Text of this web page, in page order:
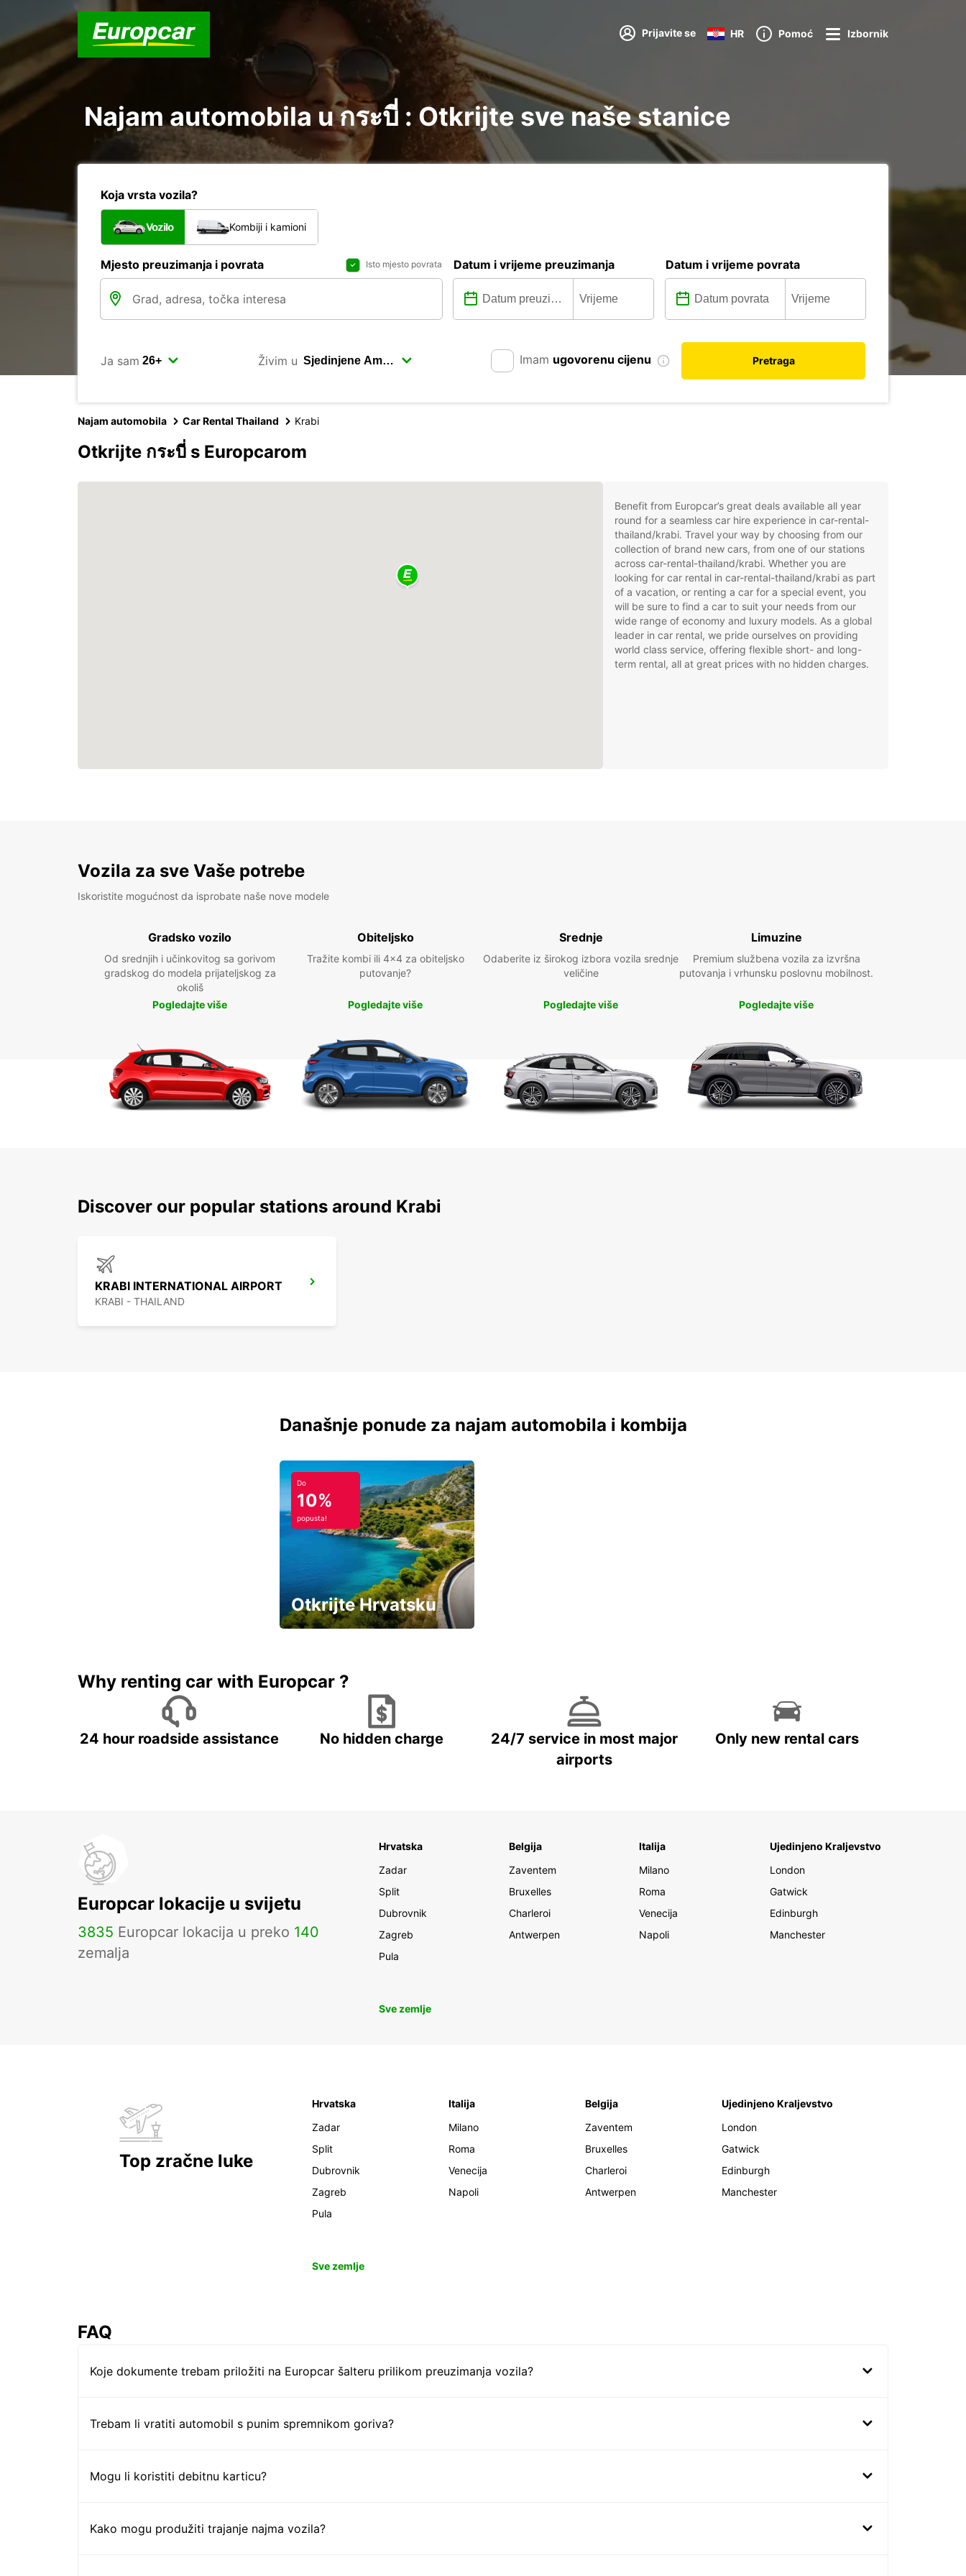
Prijavite se HR Pomoć Izbornik
Najam automobila u กระบี่ : Otkrijte sve naše stanice
Koja vrsta vozila?
Vozilo Kombiji i kamioni
Mjesto preuzimanja i povrata Isto mjesto povrata Datum i vrijeme preuzimanja Datum i vrijeme povrata
Ja sam Živim u Imam ugovorenu cijenu Pretraga
Najam automobila Car Rental Thailand Krabi
Otkrijte กระบี่ s Europcarom
Benefit from Europcar’s great deals available all year
round for a seamless car hire experience in car-rental-
thailand/krabi. Travel your way by choosing from our
collection of brand new cars, from one of our stations
across car-rental-thailand/krabi. Whether you are
looking for car rental in car-rental-thailand/krabi as part
of a vacation, or renting a car for a special event, you
will be sure to find a car to suit your needs from our
wide range of economy and luxury models. As a global
leader in car rental, we pride ourselves on providing
world class service, offering flexible short- and long-
term rental, all at great prices with no hidden charges.
Vozila za sve Vaše potrebe
Iskoristite mogućnost da isprobate naše nove modele
Gradsko vozilo
Od srednjih i učinkovitog sa gorivom
gradskog do modela prijateljskog za
okoliš
Pogledajte više
Obiteljsko
Tražite kombi ili 4x4 za obiteljsko
putovanje?
Pogledajte više
Srednje
Odaberite iz širokog izbora vozila srednje
veličine
Pogledajte više
Limuzine
Premium službena vozila za izvršna
putovanja i vrhunsku poslovnu mobilnost.
Pogledajte više
Discover our popular stations around Krabi
KRABI INTERNATIONAL AIRPORT
KRABI - THAILAND
Današnje ponude za najam automobila i kombija
Do
10%
popusta!
Otkrijte Hrvatsku
Why renting car with Europcar ?
24 hour roadside assistance No hidden charge
24/7 service in most major
airports
Only new rental cars
Europcar lokacije u svijetu
3835 Europcar lokacija u preko 140
zemalja
Hrvatska
Zadar
Split
Dubrovnik
Zagreb
Pula
Belgija
Zaventem
Bruxelles
Charleroi
Antwerpen
Italija
Milano
Roma
Venecija
Napoli
Ujedinjeno Kraljevstvo
London
Gatwick
Edinburgh
Manchester
Sve zemlje
Top zračne luke
Hrvatska
Zadar
Split
Dubrovnik
Zagreb
Pula
Italija
Milano
Roma
Venecija
Napoli
Belgija
Zaventem
Bruxelles
Charleroi
Antwerpen
Ujedinjeno Kraljevstvo
London
Gatwick
Edinburgh
Manchester
Sve zemlje
FAQ
Koje dokumente trebam priložiti na Europcar šalteru prilikom preuzimanja vozila?
Trebam li vratiti automobil s punim spremnikom goriva?
Mogu li koristiti debitnu karticu?
Kako mogu produžiti trajanje najma vozila?